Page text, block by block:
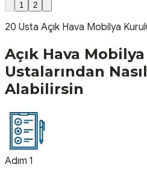
1 2
20 Usta Açık Hava Mobilya
Açık Hava
Ustalarından
Alabilirsin
Adım 1